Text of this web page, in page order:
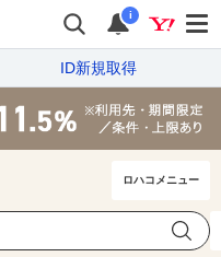
i
ID新規取得
ロハコメニュー